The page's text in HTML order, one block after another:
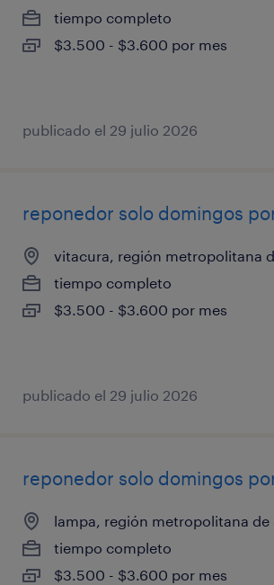
tiempo completo
$3.500 - $3.600 por mes
publicado el 29 julio 2026
reponedor solo domingos
vitacura, región metropolitana
tiempo completo
$3.500 - $3.600 por mes
publicado el 29 julio 2026
reponedor solo domingos
lampa, región metropolitana de
tiempo completo
$3.500 - $3.600 por mes